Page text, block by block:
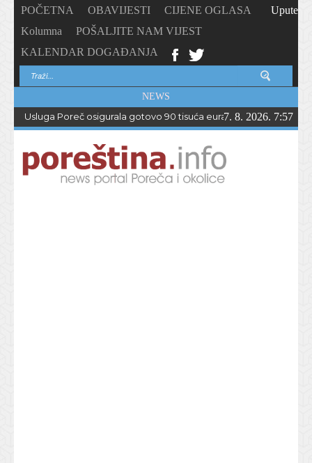
POČETNA OBAVIJESTI
CIJENE OGLASA
Kolumna
POŠALJITE NAM VIJEST
KALENDAR DOGAĐANJA
Upute
NEWS
Usluga Poreč osigurala gotovo 90 tisuća eura bespovratnih
7. 8. 2026. 7:57